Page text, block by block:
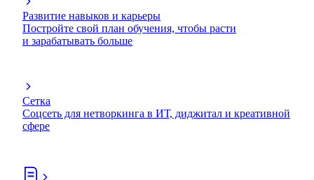
Развитие навыков и карьеры
Постройте свой план обучения, чтобы расти
и зарабатывать больше
Сетка
Соцсеть для нетворкинга в ИТ, диджитал и креативной
сфере